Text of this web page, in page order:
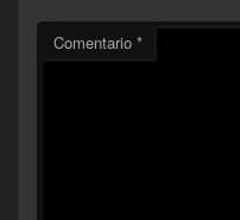
Comentario *